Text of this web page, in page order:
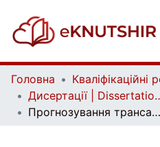
Головна
Прогнозування трансакційних витрат ринкового пливу торгівлі акціями на біржових ринках